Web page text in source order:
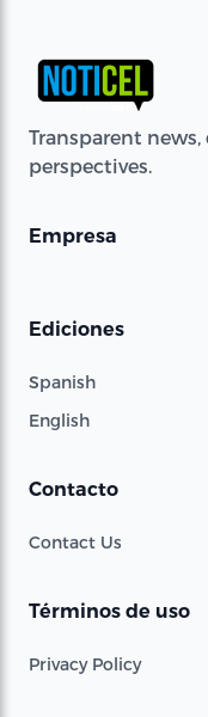
Transparent
perspectives.
Empresa
Ediciones
Spanish
English
Contacto
Contact Us
Términos de uso
Privacy Policy